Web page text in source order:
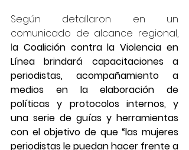
Según detallaron en un
comunicado de alcance regional,
la Coalición contra la Violencia en
Línea brindará capacitaciones a
periodistas, acompañamiento a
medios en la elaboración de
políticas y protocolos internos, y
una serie de guías y herramientas
con el objetivo de que “las mujeres
periodistas le puedan hacer frente a